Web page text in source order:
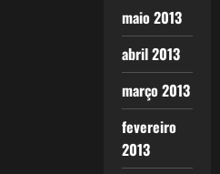
maio 2013
abril 2013
março 2013
fevereiro
2013